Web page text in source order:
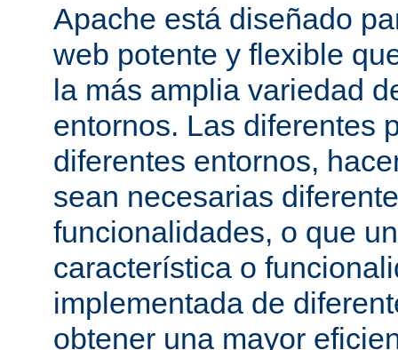
Apache está diseñado
web potente y flexible
la más amplia variedad
entornos. Las diferentes
diferentes entornos,
sean necesarias
funcionalidades, o que
característica o
implementada de
obtener una mayor